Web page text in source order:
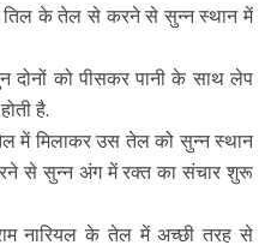
तिल के तेल से करने से सुन्न स्थान में
को पीसकर पानी के साथ लेप
है.
में मिलाकर उस तेल को सुन्न स्थान
से सुन्न अंग में रक्त का संचार शुरू
नारियल के तेल में अच्छी तरह से